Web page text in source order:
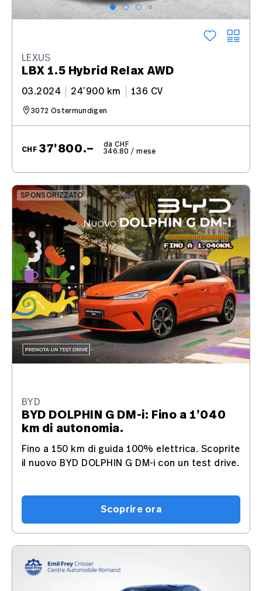
LEXUS
LBX 1.5 Hybrid Relax AWD
03.2024 24’900 km 136 CV
3072 Ostermundigen
CHF 37’800.– da CHF
346.80 / mese
SPONSORIZZATO
BYD
BYD DOLPHIN G DM-i: Fino a 1’040
km di autonomia.
Fino a 150 km di guida 100% elettrica. Scoprite
il nuovo BYD DOLPHIN G DM-i con un test drive.
Scoprire ora